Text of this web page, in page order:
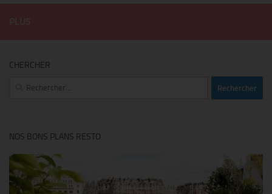
CHERCHER
Rechercher :
NOS BONS PLANS RESTO